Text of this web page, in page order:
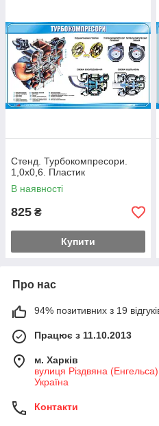
Стенд. Турбокомпресори.
1,0х0,6. Пластик
В наявності
825 ₴
Купити
Про нас
94% позитивних з 19
Працює з 11.10.2013
м. Харків
вулиця Різдвяна
Україна
Контакти